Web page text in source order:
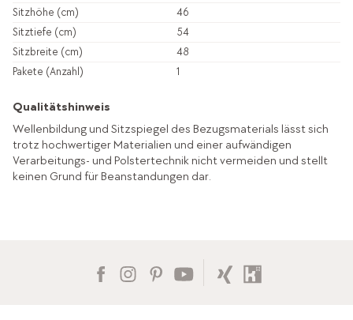
Sitzhöhe (cm)
46
Sitztiefe (cm)
54
Sitzbreite (cm)
48
Pakete (Anzahl)
1
Qualitätshinweis
Wellenbildung und Sitzspiegel des Bezugsmaterials lässt sich
trotz hochwertiger Materialien und einer aufwändigen
Verarbeitungs- und Polstertechnik nicht vermeiden und stellt
keinen Grund für Beanstandungen dar.